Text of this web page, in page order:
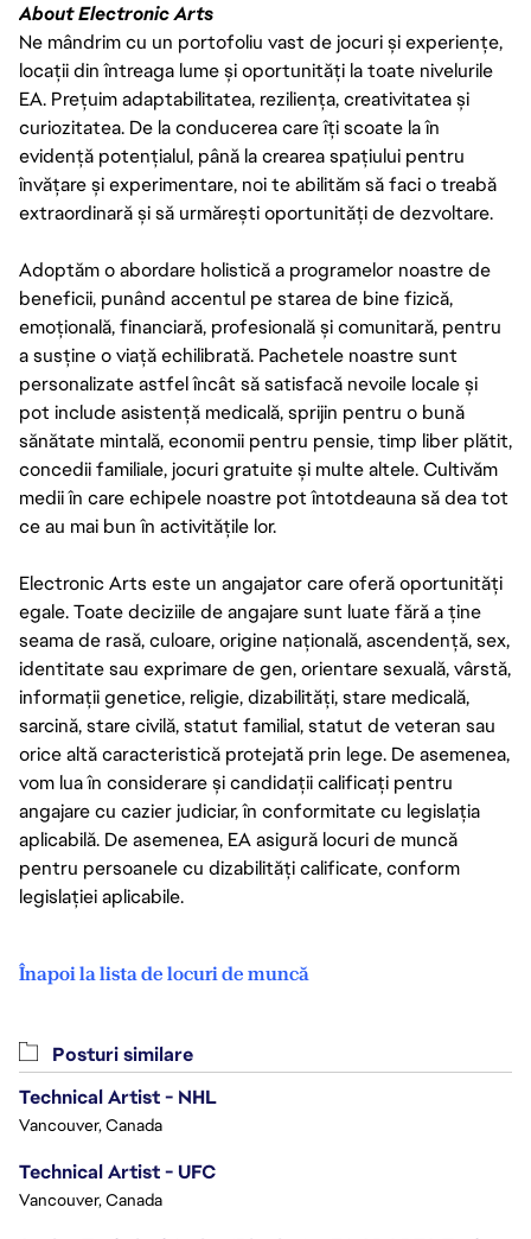
About Electronic Arts
Ne mândrim cu un portofoliu vast de jocuri și experiențe,
locații din întreaga lume și oportunități la toate nivelurile
EA. Prețuim adaptabilitatea, reziliența, creativitatea și
curiozitatea. De la conducerea care îți scoate la în
evidență potențialul, până la crearea spațiului pentru
învățare și experimentare, noi te abilităm să faci o treabă
extraordinară și să urmărești oportunități de dezvoltare.
Adoptăm o abordare holistică a programelor noastre de
beneficii, punând accentul pe starea de bine fizică,
emoțională, financiară, profesională și comunitară, pentru
a susține o viață echilibrată. Pachetele noastre sunt
personalizate astfel încât să satisfacă nevoile locale și
pot include asistență medicală, sprijin pentru o bună
sănătate mintală, economii pentru pensie, timp liber plătit,
concedii familiale, jocuri gratuite și multe altele. Cultivăm
medii în care echipele noastre pot întotdeauna să dea tot
ce au mai bun în activitățile lor.
Electronic Arts este un angajator care oferă oportunități
egale. Toate deciziile de angajare sunt luate fără a ține
seama de rasă, culoare, origine națională, ascendență, sex,
identitate sau exprimare de gen, orientare sexuală, vârstă,
informații genetice, religie, dizabilități, stare medicală,
sarcină, stare civilă, statut familial, statut de veteran sau
orice altă caracteristică protejată prin lege. De asemenea,
vom lua în considerare și candidații calificați pentru
angajare cu cazier judiciar, în conformitate cu legislația
aplicabilă. De asemenea, EA asigură locuri de muncă
pentru persoanele cu dizabilități calificate, conform
legislației aplicabile.
Înapoi la lista de locuri de muncă
Posturi similare
Technical Artist - NHL
Vancouver, Canada
Technical Artist - UFC
Vancouver, Canada